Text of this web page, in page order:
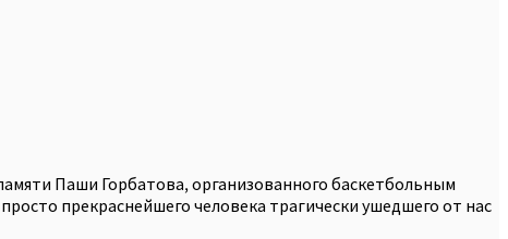
Паши Горбатова, организованного баскетбольным
прекраснейшего человека трагически ушедшего от нас